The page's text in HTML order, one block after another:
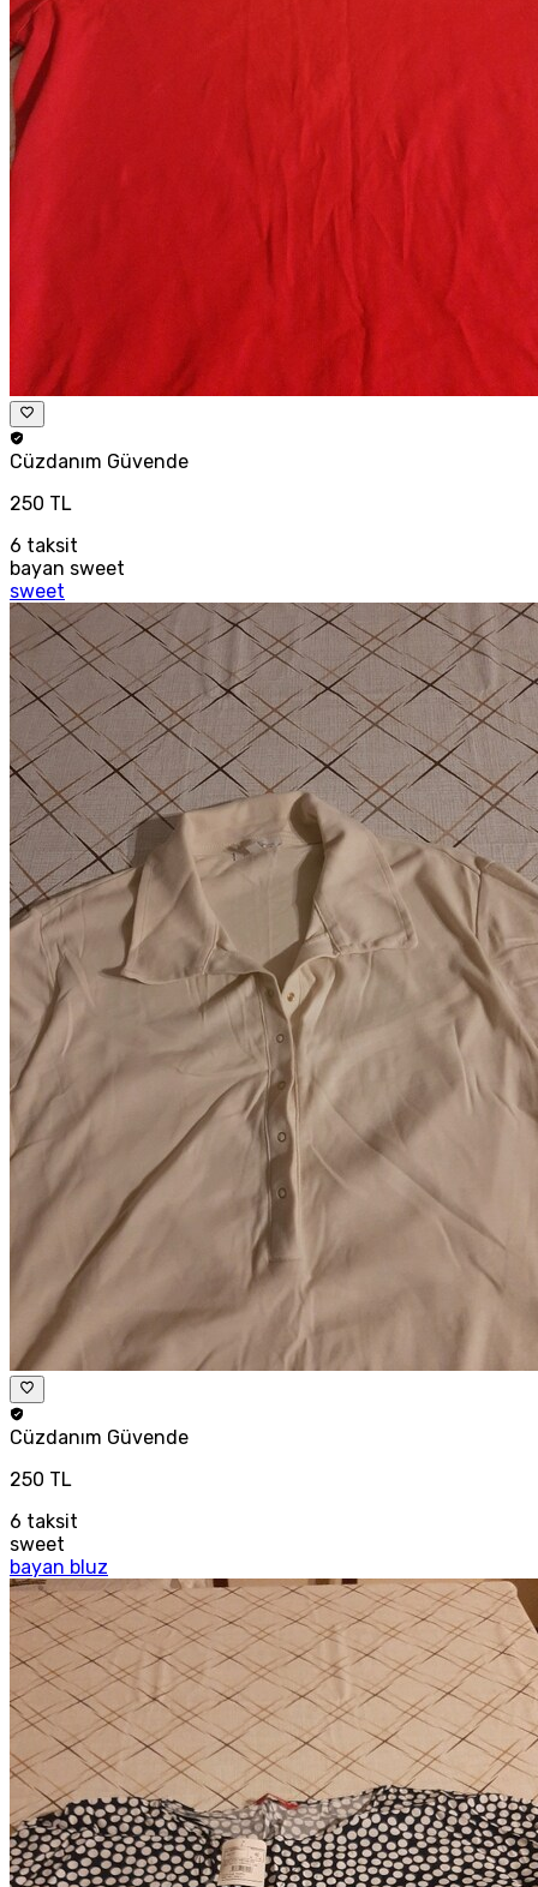
Cüzdanım Güvende
250 TL
6 taksit
bayan sweet
sweet
Cüzdanım Güvende
250 TL
6 taksit
sweet
bayan bluz